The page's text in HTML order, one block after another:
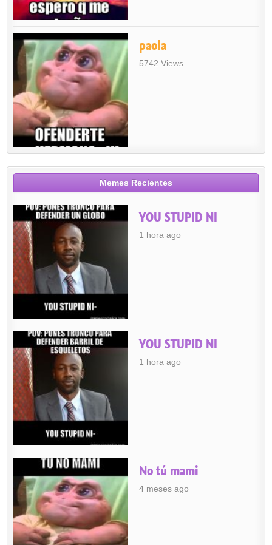
paola
5742 Views
Memes Recientes
YOU STUPID NI
1 hora ago
YOU STUPID NI
1 hora ago
No tú mami
4 meses ago